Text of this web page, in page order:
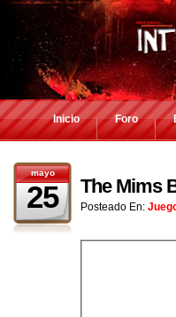
Inicio Foro
mayo
25 The Mims
Posteado En: